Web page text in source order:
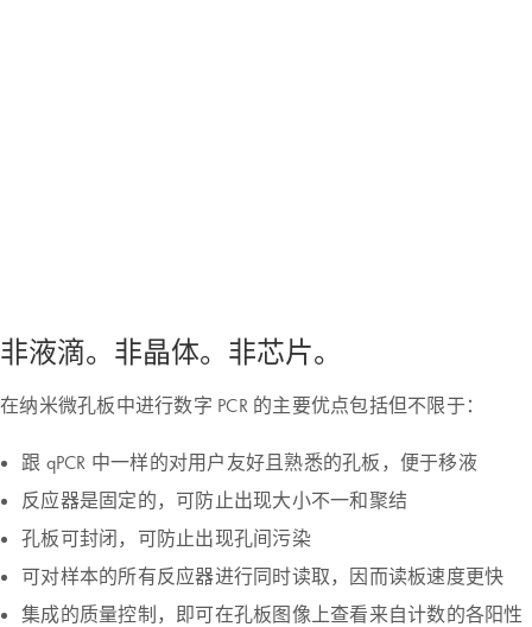
非液滴。非晶体。非芯片。
在纳米微孔板中进行数字 PCR 的主要优点包括但不限于：
跟 qPCR 中一样的对用户友好且熟悉的孔板，便于移液
反应器是固定的，可防止出现大小不一和聚结
孔板可封闭，可防止出现孔间污染
可对样本的所有反应器进行同时读取，因而读板速度更快
集成的质量控制，即可在孔板图像上查看来自计数的各阳性